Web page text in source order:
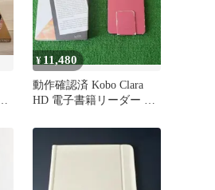
¥ 11,480
動作確認済 Kobo Clara
HD 電子書籍リーダー 専